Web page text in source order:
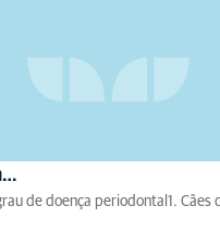
de doença periodontal1.